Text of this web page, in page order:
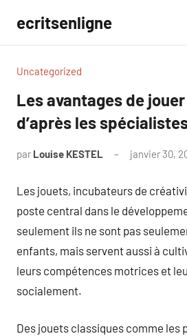
contenu
ecritsenligne
Uncategorized
Les avantages de
d’après les
par Louise KESTEL janvier 30,
Les jouets, incubateurs de
poste central dans le
seulement ils ne sont pas
enfants, mais servent aussi à
leurs compétences motrices et
socialement.
Des jouets classiques comme les